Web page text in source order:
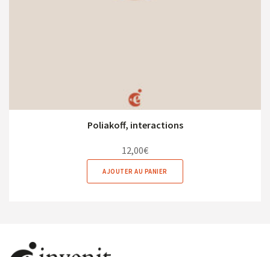
Poliakoff, interactions
12,00€
AJOUTER AU PANIER